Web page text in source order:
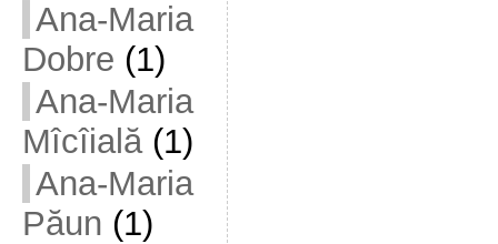
Ana-Maria
Dobre (1)
Ana-Maria
Mîcîială(1)
Ana-Maria
Păun (1)